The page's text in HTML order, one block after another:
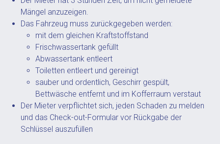
Mängel anzuzeigen.
Das Fahrzeug muss zurückgegeben werden:
mit dem gleichen Kraftstoffstand
Frischwassertank gefüllt
Abwassertank entleert
Toiletten entleert und gereinigt
sauber und ordentlich, Geschirr gespült,
Bettwäsche entfernt und im Kofferraum verstaut
Der Mieter verpflichtet sich, jeden Schaden zu melden
und das Check-out-Formular vor Rückgabe der
Schlüssel auszufüllen